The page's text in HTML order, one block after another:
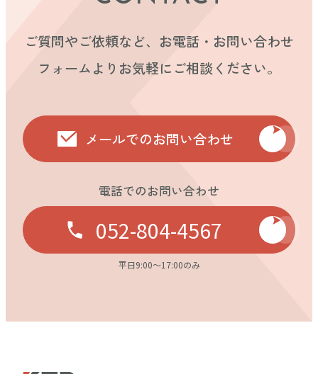
ご質問やご依頼など、お電話・お問い合わせ
フォームよりお気軽にご相談ください。
メールでのお問い合わせ
電話でのお問い合わせ
052-804-4567
平日9:00〜17:00のみ